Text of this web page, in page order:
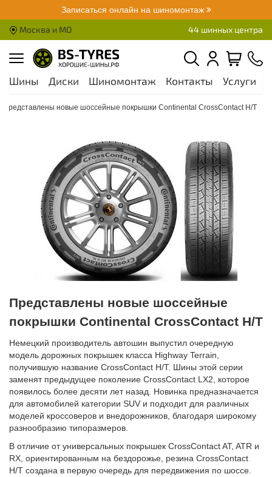
Записаться онлайн на шиномонтаж
Москва и МО 44 шинных центра
Шины Диски Шиномонтаж Контакты Услуги
Представлены новые шоссейные покрышки Continental CrossContact H/T
Представлены новые шоссейные
покрышки Continental CrossContact H/T
Немецкий производитель автошин выпустил очередную
модель дорожных покрышек класса Highway Terrain,
получившую название CrossContact H/T. Шины этой серии
заменят предыдущее поколение CrossContact LX2, которое
появилось более десяти лет назад. Новинка предназначается
для автомобилей категории SUV и подходит для различных
моделей кроссоверов и внедорожников, благодаря широкому
разнообразию типоразмеров.
В отличие от универсальных покрышек CrossContact AT, ATR и
RX, ориентированным на бездорожье, резина CrossContact
H/T создана в первую очередь для передвижения по шоссе.